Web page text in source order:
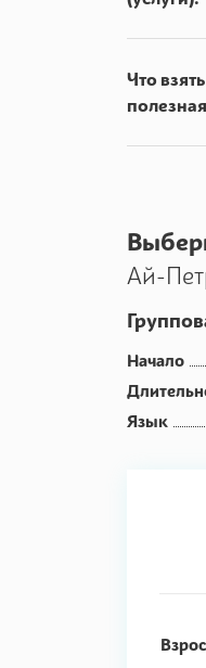
С борта
Ялта.
Что
Ай-
Начало
Язык